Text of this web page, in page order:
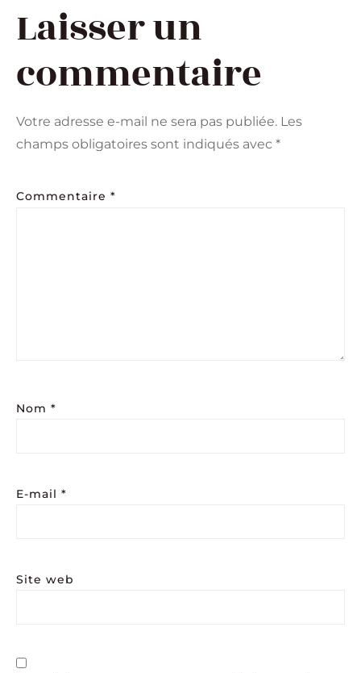
Laisser un
commentaire
Votre adresse e-mail ne sera pas publiée. Les
champs obligatoires sont indiqués avec *
Commentaire *
Nom *
E-mail *
Site web